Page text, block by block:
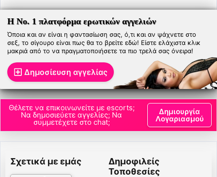
Sexjobs–Topescort–Topescort–Topescort–
Topescort–Topescort–Topescort–Topescort
Topescort –Topescort –Topescort–Topescortboys
gay flirt 4 free-Topescortdubai–Topescortmalta
Topshemales–PornX - Free porn videos–Zuzana–
Internetentertainmentgroup-World Escort Guide
Escortnews-Sexguide Sex Vampires
Thessaloniki Escorts
Η Νο. 1 πλατφόρμα ερωτικών αγγελιών
Όποια και αν είναι η φαντασίωση σας, ό,τι και αν ψάχνετε στο
σεξ, το σίγουρο είναι πως θα το βρείτε εδώ! Είστε ελάχιστα κλικ
μακριά από το να πραγματοποιήσετε τα πιο τρελά σας όνειρα!
Δημοσίευση αγγελίας
Θέλετε να επικοινωνείτε με escorts;
Να δημοσιεύετε αγγελίες; Να
συμμετέχετε στο chat;
Δημιουργία
Λογαριασμού
Σχετικά με εμάς
Δημοφιλείς
Τοποθεσίες